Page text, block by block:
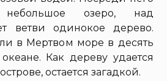
небольшое озеро, над
ветви одинокое дерево.
в Мертвом море в десять
Как дереву удается
остается загадкой.